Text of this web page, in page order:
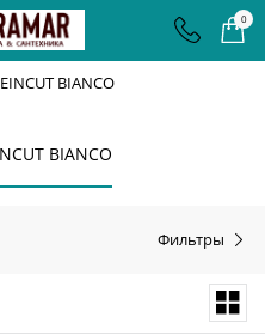
0
BIANCO
BIANCO
Фильтры